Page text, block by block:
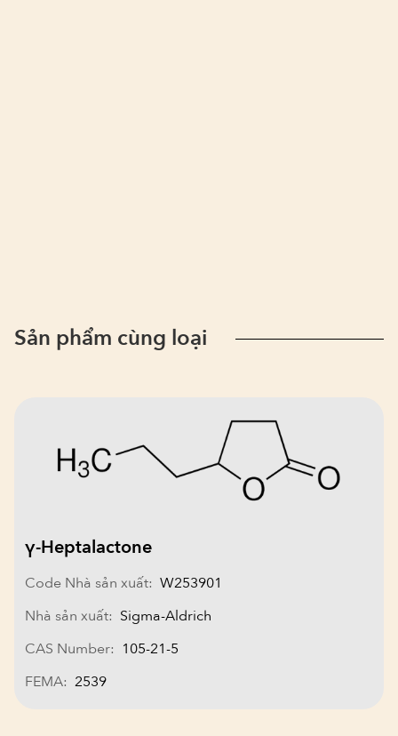
Sản phẩm cùng loại
γ-Heptalactone
Code Nhà sản xuất: W253901
Nhà sản xuất: Sigma-Aldrich
CAS Number: 105-21-5
FEMA: 2539